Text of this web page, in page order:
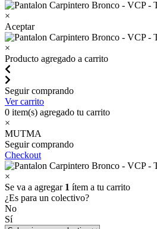
×
Aceptar
×
Producto agregado a carrito
Seguir comprando
Ver carrito
0 item(s) agregado tu carrito
×
MUTMA
Seguir comprando
Checkout
×
Se va a agregar 1 ítem a tu carrito
¿Es para un colectivo?
No
Sí